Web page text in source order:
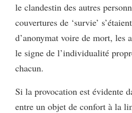
le clandestin des autres
couvertures de ‘survie’
d’anonymat voire de mort, les
le signe de l’individualité
chacun.
Si la provocation est évidente
entre un objet de confort à la